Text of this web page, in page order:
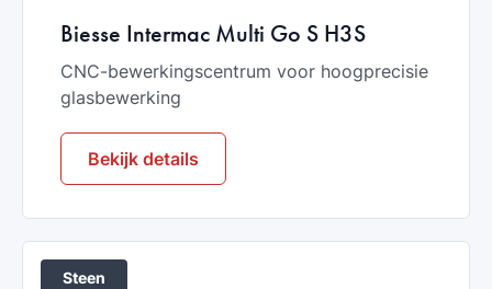
Biesse Intermac Multi Go S H3S
CNC-bewerkingscentrum voor hoogprecisie
glasbewerking
Bekijk details
Steen